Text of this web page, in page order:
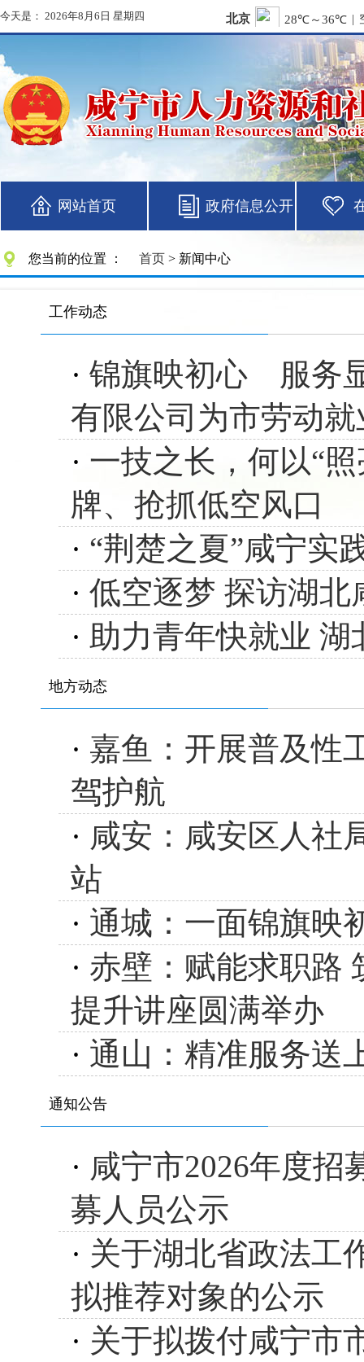
今天是： 2026年8月6日 星期四
网站首页 政府信息公开
您当前的位置 ： 首页 > 新闻中心
工作动态
· 锦旗映初心 服务
有限公司为市劳动
· 一技之长，何以“
牌、抢抓低空风口
· “荆楚之夏”咸宁实
· 低空逐梦 探访湖
· 助力青年快就业 湖
地方动态
· 嘉鱼：开展普及性
驾护航
· 咸安：咸安区人社
站
· 通城：一面锦旗映
· 赤壁：赋能求职路
提升讲座圆满举办
· 通山：精准服务送
通知公告
· 咸宁市2026年度招
募人员公示
· 关于湖北省政法工
拟推荐对象的公示
· 关于拟拨付咸宁市